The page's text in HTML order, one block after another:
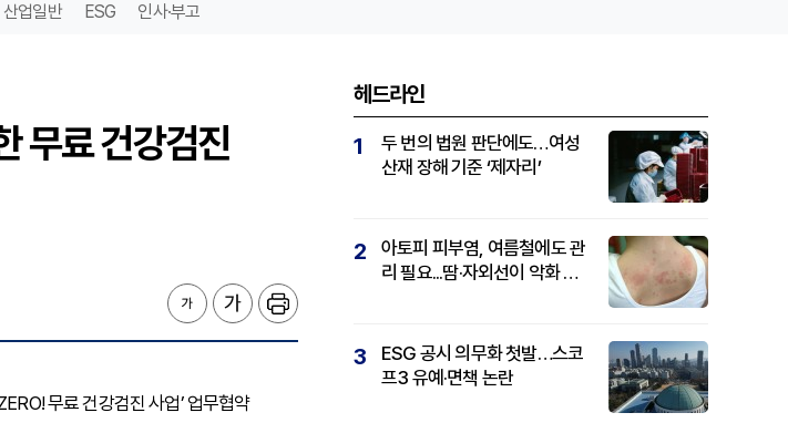
산업일반 ESG 인사·부고
무료 건강검진
무료 건강검진 사업’ 업무협약
헤드라인
1
두 번의 법원 판단에도…여성
산재 장해 기준 ‘제자리’
2
아토피 피부염, 여름철에도 관
리 필요...땀·자외선이 악화 요
3
ESG 공시 의무화 첫발…스코
프3 유예·면책 논란